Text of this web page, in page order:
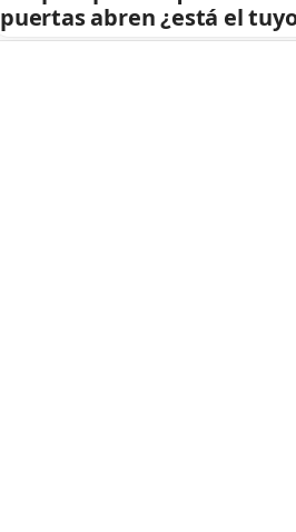
puertas abren ¿está el